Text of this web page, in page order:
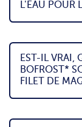
L'EAU POUR
EST-IL VRAI,
BOFROST*
FILET DE